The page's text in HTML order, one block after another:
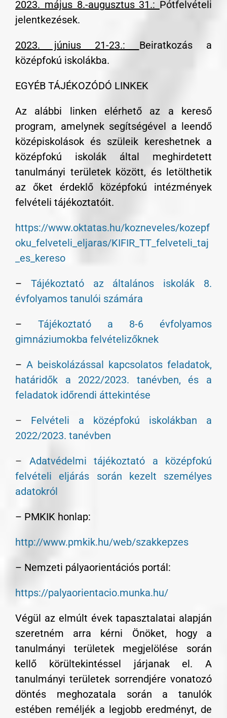
2023. május 8.-augusztus 31.: Pótfelvételi
jelentkezések.
2023. június 21-23.: Beiratkozás a
középfokú iskolákba.
EGYÉB TÁJÉKOZÓDÓ LINKEK
Az alábbi linken elérhető az a kereső
program, amelynek segítségével a leendő
középiskolások és szüleik kereshetnek a
középfokú iskolák által meghirdetett
tanulmányi területek között, és letölthetik
az őket érdeklő középfokú intézmények
felvételi tájékoztatóit.
https://www.oktatas.hu/kozneveles/kozepf
oku_felveteli_eljaras/KIFIR_TT_felveteli_taj
_es_kereso
– Tájékoztató az általános iskolák 8.
évfolyamos tanulói számára
– Tájékoztató a 8-6 évfolyamos
gimnáziumokba felvételizőknek
– A beiskolázással kapcsolatos feladatok,
határidők a 2022/2023. tanévben, és a
feladatok időrendi áttekintése
– Felvételi a középfokú iskolákban a
2022/2023. tanévben
– Adatvédelmi tájékoztató a középfokú
felvételi eljárás során kezelt személyes
adatokról
– PMKIK honlap:
http://www.pmkik.hu/web/szakkepzes
– Nemzeti pályaorientációs portál:
https://palyaorientacio.munka.hu/
Végül az elmúlt évek tapasztalatai alapján
szeretném arra kérni Önöket, hogy a
tanulmányi területek megjelölése során
kellő körültekintéssel járjanak el. A
tanulmányi területek sorrendjére vonatozó
döntés meghozatala során a tanulók
estében reméljék a legjobb eredményt, de